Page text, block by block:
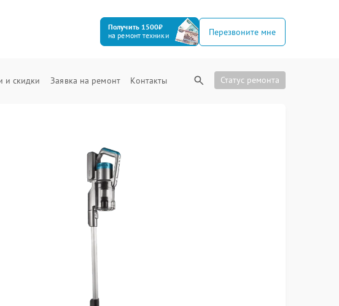
Получить 1500₽
на ремонт техники
Перезвоните мне
и скидки Заявка на ремонт Контакты Статус ремонта